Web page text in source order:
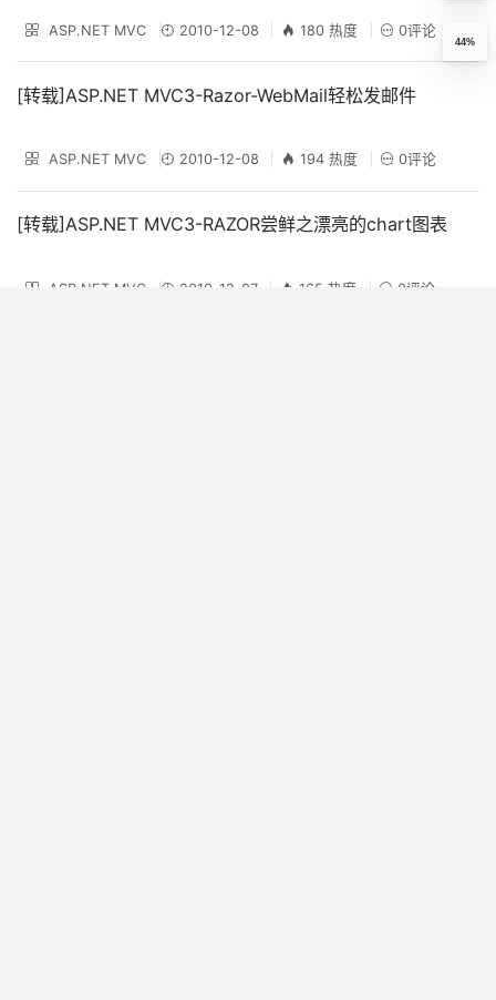
ASP.NET MVC 2010-12-08 180 热度 0评论
[转载]ASP.NET MVC3-Razor-WebMail轻松发邮件
ASP.NET MVC 2010-12-08 194 热度 0评论
[转载]ASP.NET MVC3-RAZOR尝鲜之漂亮的chart图表
ASP.NET MVC 2010-12-07 165 热度 0评论
44%